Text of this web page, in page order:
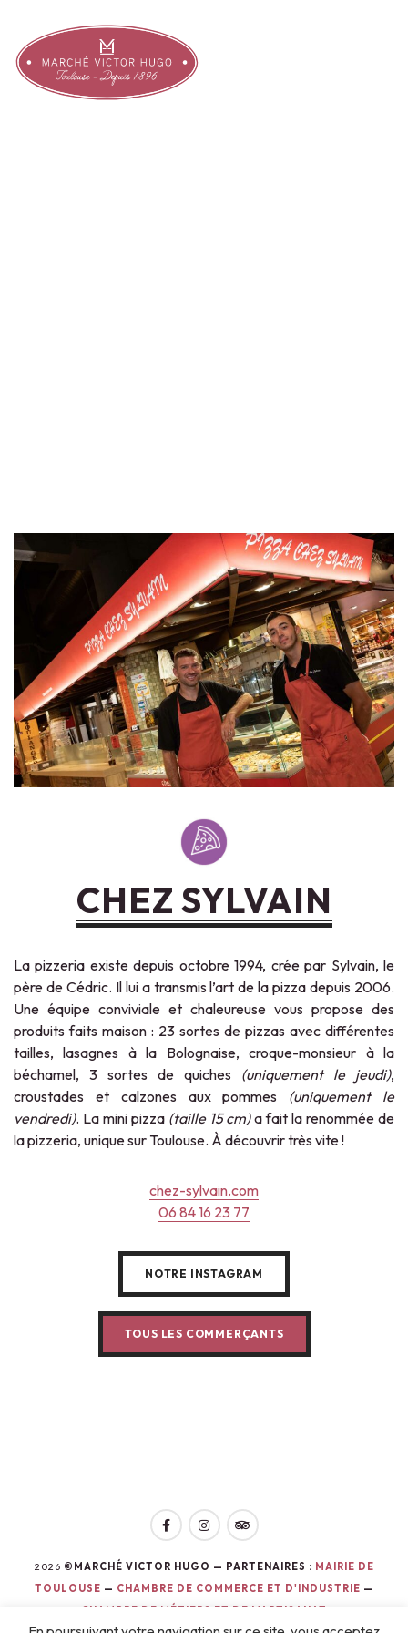
CHEZ SYLVAIN
La pizzeria existe depuis octobre 1994, crée par Sylvain, le
père de Cédric. Il lui a transmis l’art de la pizza depuis 2006.
Une équipe conviviale et chaleureuse vous propose des
produits faits maison : 23 sortes de pizzas avec différentes
tailles, lasagnes à la Bolognaise, croque-monsieur à la
béchamel, 3 sortes de quiches (uniquement le jeudi),
croustades et calzones aux pommes (uniquement le
vendredi). La mini pizza (taille 15 cm)a fait la renommée de
la pizzeria, unique sur Toulouse. À découvrir très vite !
chez-sylvain.com
06 84 16 23 77
NOTRE INSTAGRAM
TOUS LES COMMERÇANTS
2026 ©MARCHÉ VICTOR HUGO — PARTENAIRES : MAIRIE DE
TOULOUSE — CHAMBRE DE COMMERCE ET D'INDUSTRIE —
CHAMBRE DE MÉTIERS ET DE L'ARTISANAT